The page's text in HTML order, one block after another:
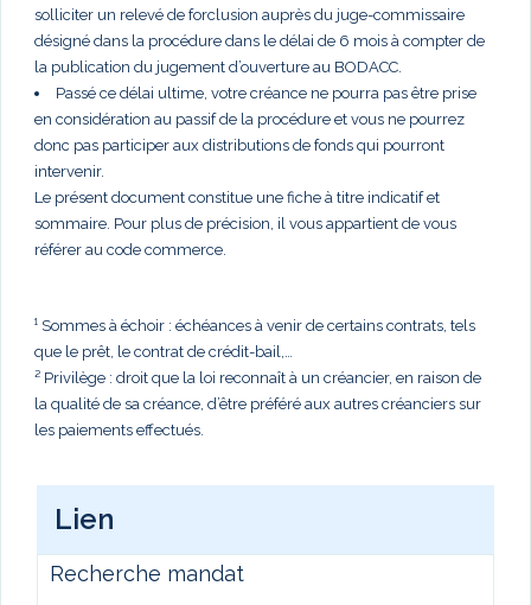
solliciter un relevé de forclusion auprès du juge-commissaire
désigné dans la procédure dans le délai de 6 mois à compter de
la publication du jugement d’ouverture au BODACC.
Passé ce délai ultime, votre créance ne pourra pas être prise
en considération au passif de la procédure et vous ne pourrez
donc pas participer aux distributions de fonds qui pourront
intervenir.
Le présent document constitue une fiche à titre indicatif et
sommaire. Pour plus de précision, il vous appartient de vous
référer au code commerce.
¹ Sommes à échoir : échéances à venir de certains contrats, tels
que le prêt, le contrat de crédit-bail,…
² Privilège : droit que la loi reconnaît à un créancier, en raison de
la qualité de sa créance, d’être préféré aux autres créanciers sur
les paiements effectués.
Lien
Recherche mandat